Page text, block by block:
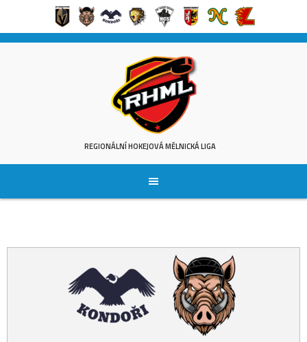
Skip
REGIONÁLNÍ HOKEJOVÁ MĚLNICKÁ LIGA